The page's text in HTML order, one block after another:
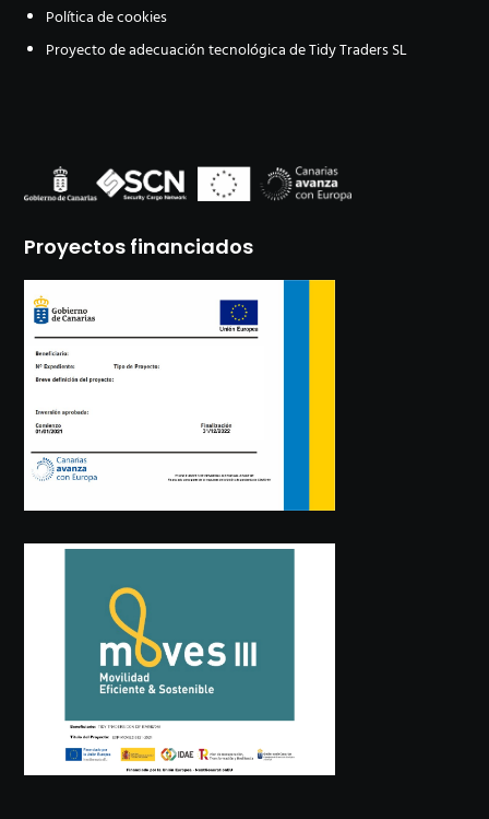
Política de cookies
Proyecto de adecuación tecnológica de Tidy Traders SL
Proyectos financiados